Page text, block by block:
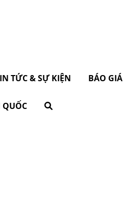
TỨC & SỰ KIỆN BÁO GIÁ
QUỐC